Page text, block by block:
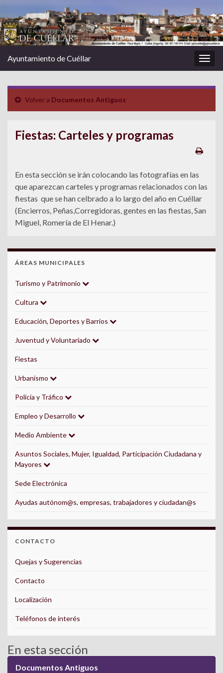
la
Ayuntamiento de Cuéllar
Volver a Documentos Antiguos
Fiestas: Carteles y programas
En esta sección se irán colocando las fotografías en las
que aparezcan carteles y programas relacionados con las
fiestas que se han celbrado a lo largo del año en Cuéllar
(Encierros, Peñas,Corregidoras, gentes en las fiestas, San
Miguel, Romería de El Henar.)
ÁREAS MUNICIPALES
Turismo y Patrimonio
Cultura
Educación, Deportes y Barrios
Juventud y Voluntariado
Fiestas
Urbanismo
Policía y Tráfico
Empleo y Desarrollo
Medio Ambiente
Asuntos Sociales, Mujer, Igualdad, Participación Ciudadana y
Mayores
Sede Electrónica
Ayudas autónom@s, empresas, trabajadores y ciudadan@s
CONTACTO
Quejas y Sugerencias
Contacto
Localización
Teléfonos de interés
En esta sección
Documentos Antiguos